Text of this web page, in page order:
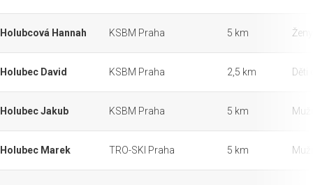
Holubcová Hannah KSBM Praha 5 km Ženy
Holubec David KSBM Praha 2,5 km Děti
Holubec Jakub KSBM Praha 5 km Muži
Holubec Marek TRO-SKI Praha 5 km Muži